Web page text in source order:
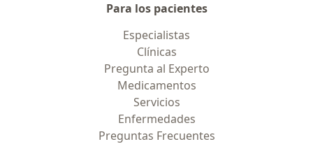
Para los pacientes
Especialistas
Clínicas
Pregunta al Experto
Medicamentos
Servicios
Enfermedades
Preguntas Frecuentes